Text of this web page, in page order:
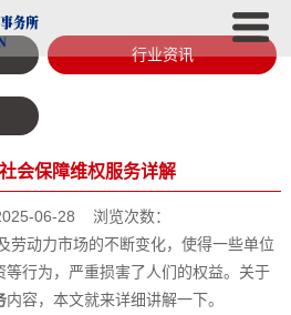
行业资讯
会保障维权服务详解
06-28
浏览次数：
劳动力市场的不断变化，使得一些单位
行为，严重损害了人们的权益。关于
内容，本文就来详细讲解一下。